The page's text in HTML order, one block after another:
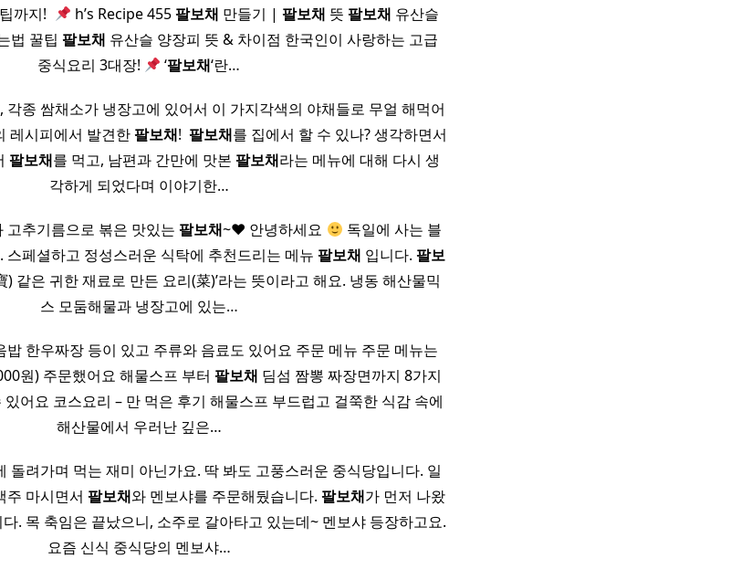
까지! h’s Recipe 455​팔보채 만들기 | 팔보채 뜻 팔보채 유산슬
법 꿀팁 팔보채 유산슬 양장피 뜻 & 차이점 한국인이 사랑하는 고급
중식요리 3대장!
‘팔보채‘란…
각종 쌈채소가 냉장고에 있어서 이 가지각색의 야채들로 무얼 해먹어
레시피에서 발견한팔보채! ​ 팔보채를 집에서 할 수 있나? 생각하면서
팔보채를 먹고, 남편과 간만에 맛본 팔보채라는 메뉴에 대해 다시 생
각하게 되었다며 이야기한…
고추기름으로 볶은 맛있는팔보채~♥ 안녕하세요
독일에 사는 블
스페셜하고 정성스러운 식탁에 추천드리는 메뉴 팔보채 입니다. 팔보
) 같은 귀한 재료로 만든 요리(菜)’라는 뜻이라고 해요. 냉동 해산물믹
스 모둠해물과 냉장고에 있는…
한우짜장 등이 있고 주류와 음료도 있어요 주문 메뉴 주문 메뉴는
원) 주문했어요 해물스프 부터 팔보채 딤섬 짬뽕 짜장면까지 8가지
어요 코스요리 – 만 먹은 후기 해물스프 부드럽고 걸쭉한 식감 속에
해산물에서 우러난 깊은…
돌려가며 먹는 재미 아닌가요. 딱 봐도 고풍스러운 중식당입니다. 일
주 마시면서 팔보채와 멘보샤를 주문해뒀습니다. 팔보채가 먼저 나왔
. 목 축임은 끝났으니, 소주로 갈아타고 있는데~ 멘보샤 등장하고요.
요즘 신식 중식당의 멘보샤…